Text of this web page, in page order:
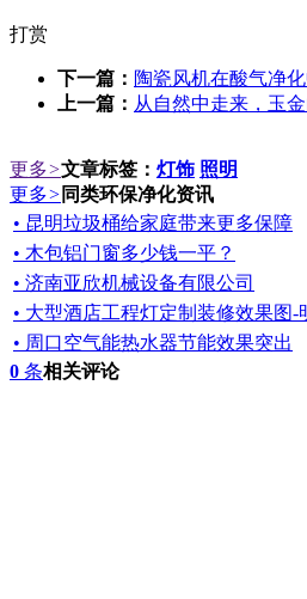
打赏
下一篇： 陶瓷风机在酸气净
上一篇： 从自然中走来，玉
更多>文章标签： 灯饰 照明
更多> 同类环保净化资讯
• 昆明垃圾桶给家庭带来更多保障
• 木包铝门窗多少钱一平？
• 济南亚欣机械设备有限公司
• 大型酒店工程灯定制装修效果图-
• 周口空气能热水器节能效果突出
0 条相关评论